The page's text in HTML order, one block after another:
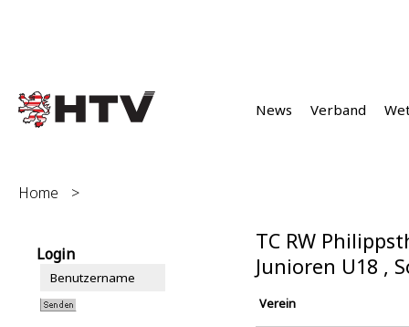
News Verband
Home >
Login
TC RW
Junioren U18 ,
Verein